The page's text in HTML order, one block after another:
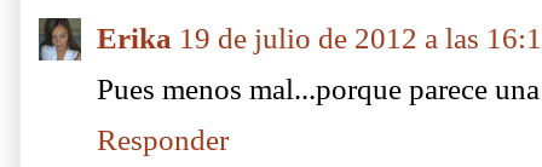
Erika 19 de julio de 2012 a las
Pues menos mal...porque parece
Responder